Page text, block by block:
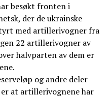
besøkt fronten i
der de ukrainske
med artillerivogner fra
22 artillerivogner av
halvparten av dem er
og andre deler
at artillerivognene har